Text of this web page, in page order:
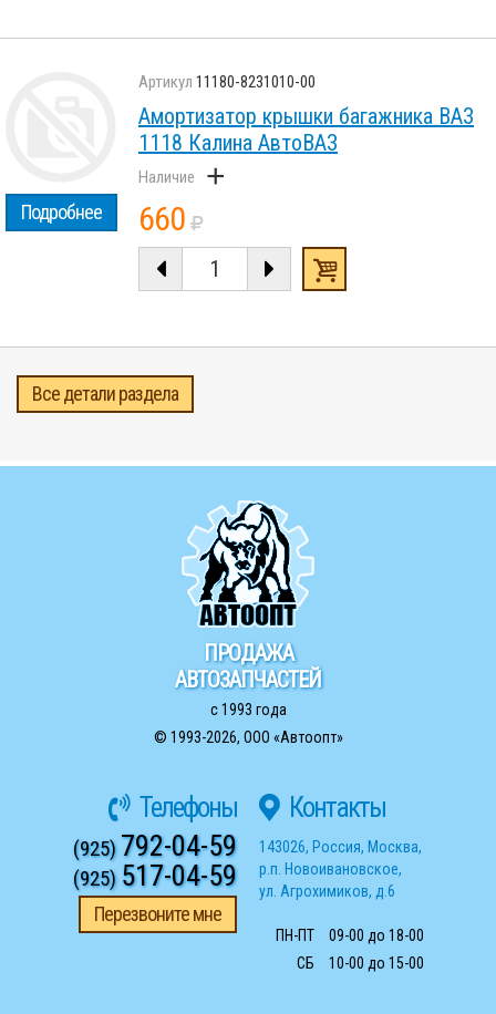
Подробнее
11180-8231010-00
Амортизатор крышки багажника ВАЗ
1118 Калина АвтоВАЗ
+
660
Все детали раздела
ПРОДАЖА
АВТОЗАПЧАСТЕЙ
с 1993 года
© 1993-2026, ООО «Автоопт»
Телефоны
(925)792-04-59
(925) 517-04-59
Перезвоните мне
Контакты
143026, Россия, Москва,
р.п. Новоивановское,
ул. Агрохимиков, д.6
ПН-ПТ
09-00 до 18-00
СБ
10-00 до 15-00